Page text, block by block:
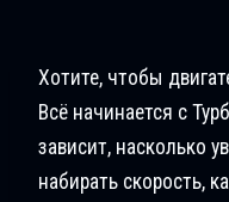
Хотите, чтобы
Всё начинается с
зависит, насколько
набирать скорость,